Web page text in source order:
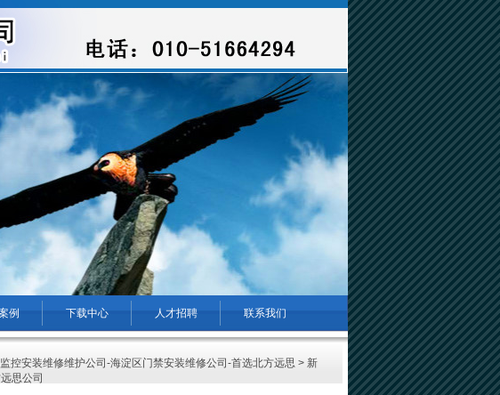
例 下载中心 人才招聘
联系我们
控安装维修维护公司-海淀区门禁安装维修公司-首选北方远思 > 新
思公司